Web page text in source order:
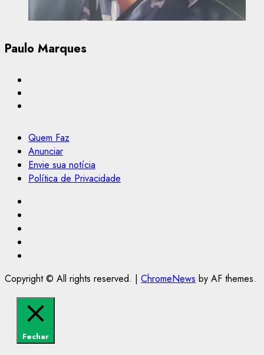
Paulo Marques
Quem Faz
Anunciar
Envie sua notícia
Política de Privacidade
Copyright © All rights reserved. | ChromeNews by AF themes.
Fechar